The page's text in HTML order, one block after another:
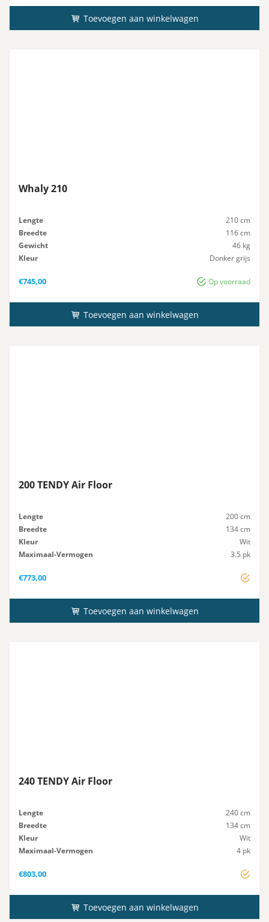
Toevoegen aan winkelwagen
Whaly 210
Lengte
210 cm
Breedte
116 cm
Gewicht
46 kg
Kleur
Donker grijs
Op voorraad
€745,00
Toevoegen aan winkelwagen
200 TENDY Air Floor
Lengte
200 cm
Breedte
134 cm
Kleur
Wit
Maximaal-Vermogen
3.5 pk
€773,00
Toevoegen aan winkelwagen
240 TENDY Air Floor
Lengte
240 cm
Breedte
134 cm
Kleur
Wit
Maximaal-Vermogen
4 pk
€803,00
Toevoegen aan winkelwagen